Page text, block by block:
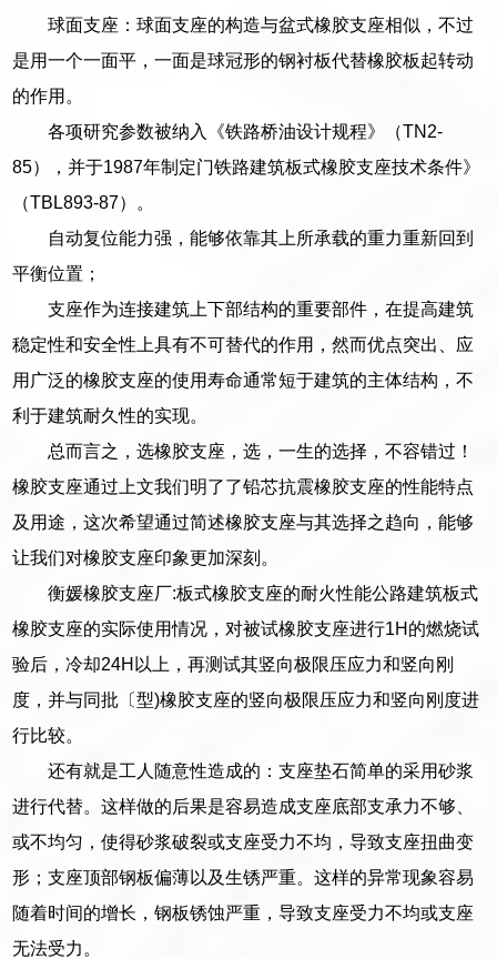
球面支座：球面支座的构造与盆式橡胶支座相似，不过
是用一个一面平，一面是球冠形的钢衬板代替橡胶板起转动
的作用。
各项研究参数被纳入《铁路桥油设计规程》（TN2-
85），并于1987年制定门铁路建筑板式橡胶支座技术条件》
（TBL893-87）。
自动复位能力强，能够依靠其上所承载的重力重新回到
平衡位置；
支座作为连接建筑上下部结构的重要部件，在提高建筑
稳定性和安全性上具有不可替代的作用，然而优点突出、应
用广泛的橡胶支座的使用寿命通常短于建筑的主体结构，不
利于建筑耐久性的实现。
总而言之，选橡胶支座，选，一生的选择，不容错过！
橡胶支座通过上文我们明了了铅芯抗震橡胶支座的性能特点
及用途，这次希望通过简述橡胶支座与其选择之趋向，能够
让我们对橡胶支座印象更加深刻。
衡媛橡胶支座厂:板式橡胶支座的耐火性能公路建筑板式
橡胶支座的实际使用情况，对被试橡胶支座进行1H的燃烧试
验后，冷却24H以上，再测试其竖向极限压应力和竖向刚
度，并与同批〔型)橡胶支座的竖向极限压应力和竖向刚度进
行比较。
还有就是工人随意性造成的：支座垫石简单的采用砂浆
进行代替。这样做的后果是容易造成支座底部支承力不够、
或不均匀，使得砂浆破裂或支座受力不均，导致支座扭曲变
形；支座顶部钢板偏薄以及生锈严重。这样的异常现象容易
随着时间的增长，钢板锈蚀严重，导致支座受力不均或支座
无法受力。